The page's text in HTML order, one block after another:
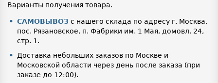
Варианты получения товара.
САМОВЫВОЗ с нашего склада по адресу г. Москва,
пос. Рязановское, п. Фабрики им. 1 Мая, домовл. 24,
стр. 1.
Доставка небольших заказов по Москве и
Московской области через день после заказа (при
заказе до 12:00).